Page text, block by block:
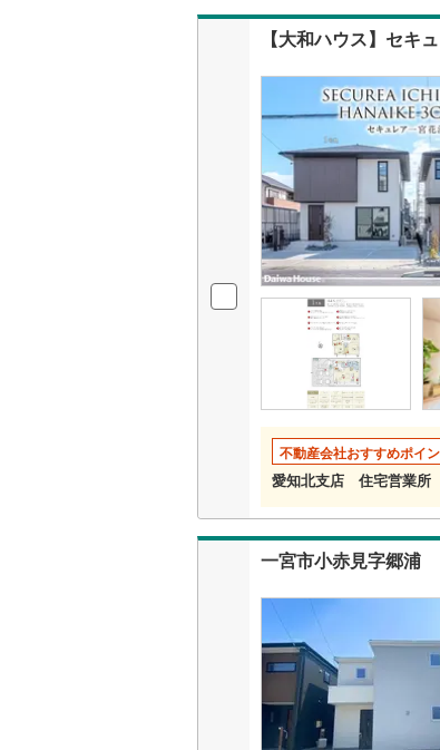
【大和ハウス】セキ
不動産会社おすすめポイ
愛知北支店 住宅営業所
一宮市小赤見字郷浦